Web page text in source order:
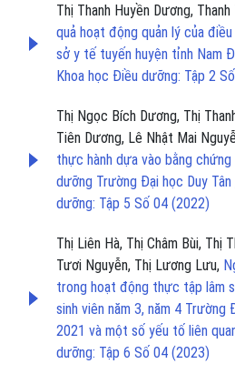
Thị Thanh Huyền Dương, Thanh
quả hoạt động quản lý của
sở y tế tuyến huyện tỉnh Nam
Khoa học Điều dưỡng: Tập 2
Thị Ngọc Bích Dương, Thị
Tiên Dương, Lê Nhật Mai
thực hành dựa vào bằng
dưỡng Trường Đại học Duy Tân
dưỡng: Tập 5 Số 04 (2022)
Thị Liên Hà, Thị Châm Bùi, Thị
Tươi Nguyễn, Thị Lương Lưu,
trong hoạt động thực tập lâm
sinh viên năm 3, năm 4 Trường
2021 và một số yếu tố liên
dưỡng: Tập 6 Số 04 (2023)